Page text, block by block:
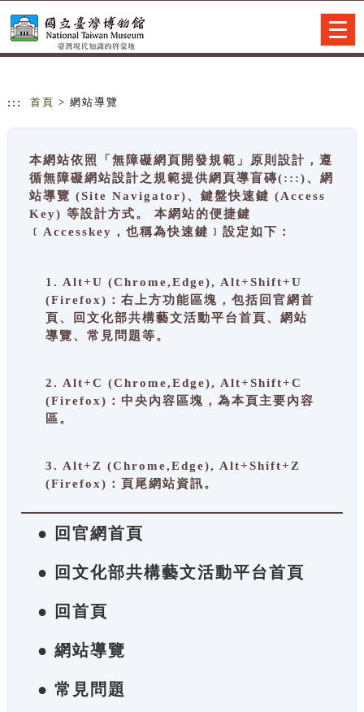
::: 首頁 > 網站導覽
本網站依照「無障礙網頁開發規範」原則設計，遵
循無障礙網站設計之規範提供網頁導盲磚(:::)、網
站導覽 (Site Navigator)、鍵盤快速鍵 (Access
Key) 等設計方式。 本網站的便捷鍵
﹝Accesskey，也稱為快速鍵﹞設定如下：
1. Alt+U (Chrome,Edge), Alt+Shift+U
(Firefox)：右上方功能區塊，包括回官網首
頁、回文化部共構藝文活動平台首頁、網站
導覽、常見問題等。
2. Alt+C (Chrome,Edge), Alt+Shift+C
(Firefox)：中央內容區塊，為本頁主要內容
區。
3. Alt+Z (Chrome,Edge), Alt+Shift+Z
(Firefox)：頁尾網站資訊。
● 回官網首頁
● 回文化部共構藝文活動平台首頁
● 回首頁
● 網站導覽
● 常見問題